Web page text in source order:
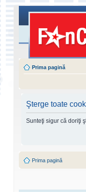
Prima pagină
Şterge toate
Sunteţi sigur că doriţi
Prima pagină